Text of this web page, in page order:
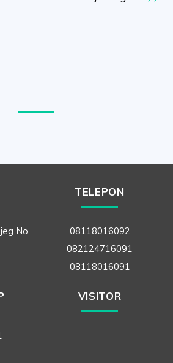
No.
TELEPON
08118016092
082124716091
08118016091
VISITOR